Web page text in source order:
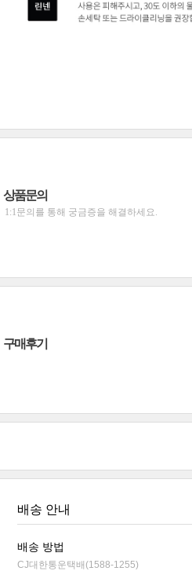
상품문의
1:1문의를 통해 궁금증을 해결하세요.
구매후기
배송 안내
배송 방법
CJ대한통운택배(1588-1255)